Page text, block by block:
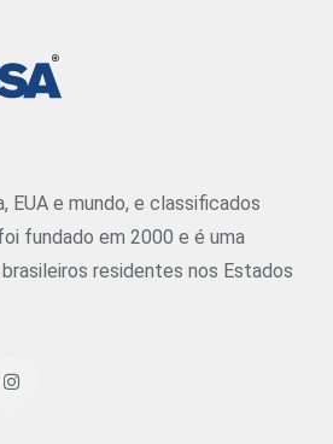
EUA e mundo, e classificados
fundado em 2000 e é uma
residentes nos Estados